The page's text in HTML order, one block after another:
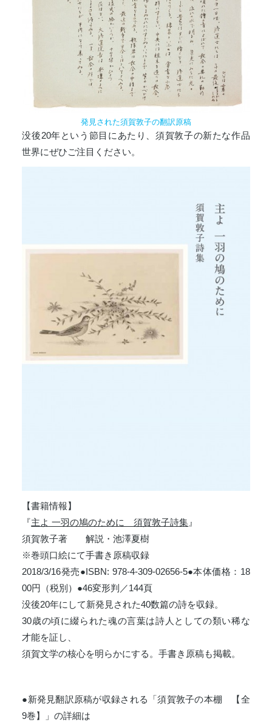
発見された須賀敦子の翻訳原稿
没後20年という節目にあたり、須賀敦子の新たな作品
世界にぜひご注目ください。
【書籍情報】
『主よ 一羽の鳩のために 須賀敦子詩集 』
須賀敦子著 解説・池澤夏樹
※巻頭口絵にて手書き原稿収録
2018/3/16発売●ISBN: 978-4-309-02656-5●本体価格：18
00円（税別）●46変形判／144頁
没後20年にして新発見された40数篇の詩を収録。
30歳の頃に綴られた魂の言葉は詩人としての類い稀な
才能を証し、
須賀文学の核心を明らかにする。手書き原稿も掲載。
●新発見翻訳原稿が収録される「須賀敦子の本棚 【全
9巻】」の詳細は